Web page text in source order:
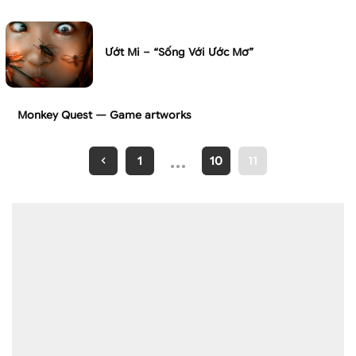
Ướt Mi – “Sống Với Ước Mơ”
Monkey Quest — Game artworks
1 … 10 11